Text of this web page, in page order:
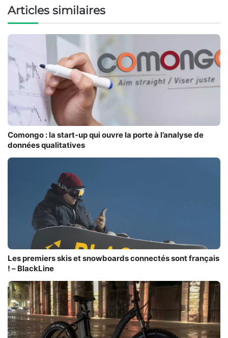
Articles similaires
Comongo : la start-up qui ouvre la porte à l’analyse de
données qualitatives
Les premiers skis et snowboards connectés sont français
! – BlackLine